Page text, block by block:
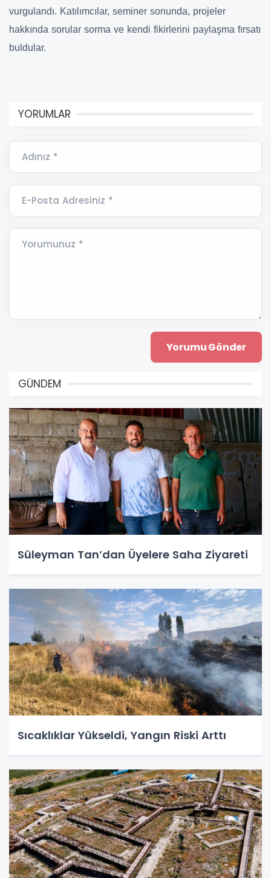
vurgulandı. Katılımcılar, seminer sonunda, projeler
hakkında sorular sorma ve kendi fikirlerini paylaşma fırsatı
buldular.
YORUMLAR
Adınız *
E-Posta Adresiniz *
Yorumunuz *
GÜNDEM
Süleyman Tan’dan Üyelere Saha Ziyareti
Sıcaklıklar Yükseldi, Yangın Riski Arttı